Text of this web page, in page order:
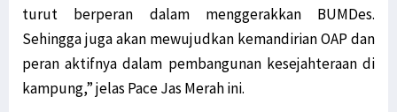
turut berperan dalam menggerakkan BUMDes.
Sehingga juga akan mewujudkan kemandirian OAP dan
peran aktifnya dalam pembangunan kesejahteraan di
kampung,” jelas Pace Jas Merah ini.